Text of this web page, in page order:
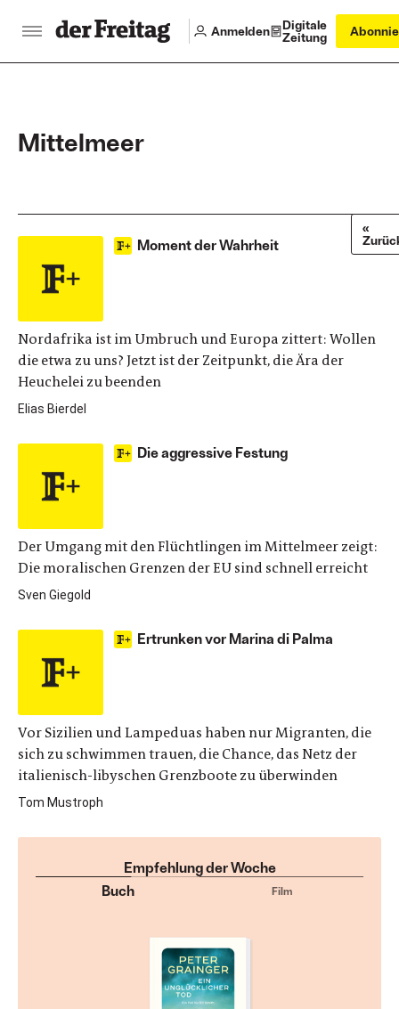
Anmelden
Digitale
Zeitung
Mittelmeer
Moment der Wahrheit
Nordafrika ist im Umbruch und Europa ­zittert: Wollen
die etwa zu uns? Jetzt ist der Zeitpunkt, die Ära der
Heuchelei zu beenden
Elias Bierdel
Die aggressive Festung
Der Umgang mit den Flüchtlingen im Mittelmeer zeigt:
Die moralischen Grenzen der EU sind schnell erreicht
Sven Giegold
Ertrunken vor Marina di Palma
Vor Sizilien und Lampeduas haben nur Migranten, die
sich zu schwimmen trauen, die Chance, das Netz der
italienisch-libyschen Grenzboote zu überwinden
Tom Mustroph
Empfehlung der Woche
Buch
Film
«